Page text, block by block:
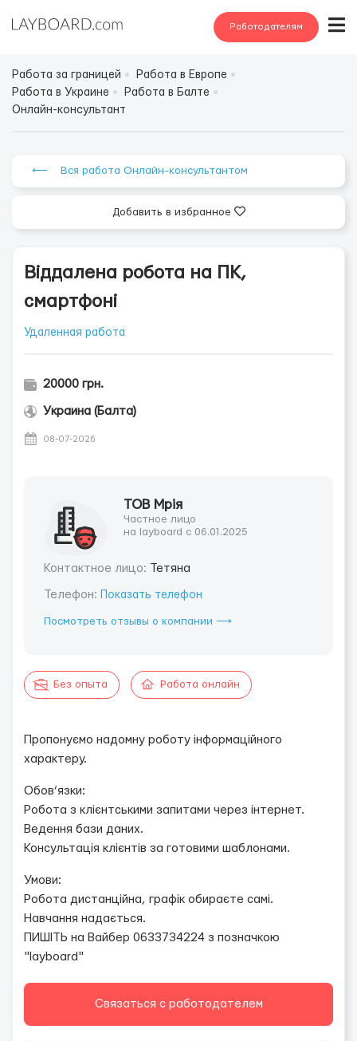
Работодателям
Работа за границей
Работа в Европе
Работа в Украине
Работа в Балте
Онлайн-консультант
⟵ Вся работа Онлайн-консультантом
Добавить в избранное
Віддалена робота на ПК,
смартфоні
Удаленная работа
20000 грн.
Украина (Балта)
08-07-2026
ТОВ Мрія
Частное лицо
на layboard с 06.01.2025
Контактное лицо: Тетяна
Телефон: Показать телефон
Посмотреть отзывы о компании ⟶
Без опыта Работа онлайн
Пропонуємо надомну роботу інформаційного
характеру.
Обов’язки:
Робота з клієнтськими запитами через інтернет.
Ведення бази даних.
Консультація клієнтів за готовими шаблонами.
Умови:
Робота дистанційна, графік обираєте самі.
Навчання надається.
ПИШІТЬ на Вайбер 0633734224 з позначкою
"layboard"
Связаться с работодателем